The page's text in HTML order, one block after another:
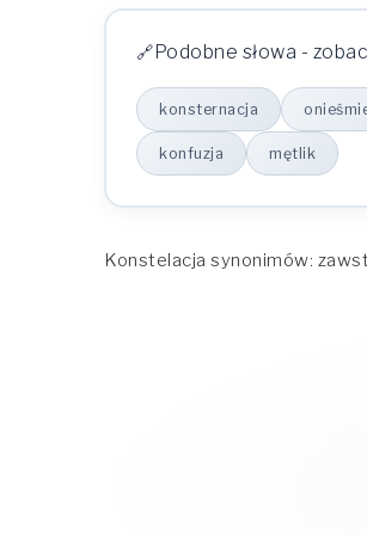
Podobne słowa -
konsternacja
konfuzja mętlik
Konstelacja synonimów: